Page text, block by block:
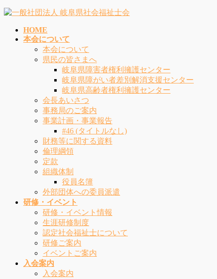
コ
ナ
HOME
本会について
本会について
県民の皆さまへ
岐阜県障害者権利擁護センター
岐阜県障がい者差別解消支援センター
岐阜県高齢者権利擁護センター
会長あいさつ
事務局のご案内
事業計画・事業報告
#46 (タイトルなし)
財務等に関する資料
倫理綱領
定款
組織体制
役員名簿
外部団体への委員派遣
研修・イベント
研修・イベント情報
生涯研修制度
認定社会福祉士について
研修ご案内
イベントご案内
入会案内
入会案内